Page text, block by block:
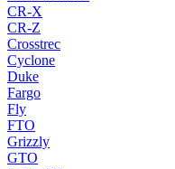
CR-X
CR-Z
Crosstrec
Cyclone
Duke
Fargo
Fly
FTO
Grizzly
GTO